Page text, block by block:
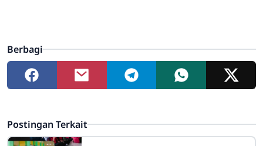
Berbagi
Postingan Terkait